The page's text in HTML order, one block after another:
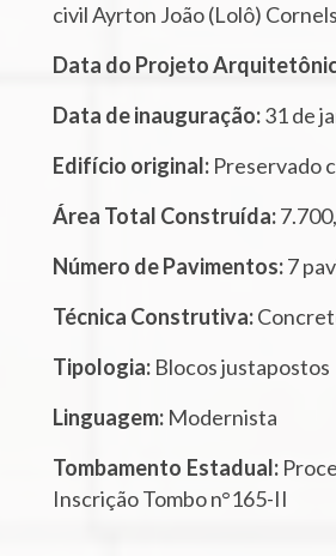
civil Ayrton João (Lolô)
Data do Projeto
Data de inauguração:31 de
Edifício original: Preservado
Área Total Construída:
Número de Pavimentos:7
Técnica Construtiva:
Tipologia: Blocos justapostos
Linguagem: Modernista
Tombamento Estadual:
Inscrição Tombo n°165-II